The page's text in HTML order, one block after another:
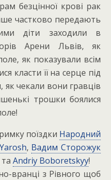
безцінної крові рак
частково передають
діти заходили в
Арени Львів, як
як показували всім
класти її на серце під
як чекали вони гравців
трошки боялися
поїздки Народний
, Вадим Сторожук
та Andriy Boboretskyy!
вранці з Рівного щоб